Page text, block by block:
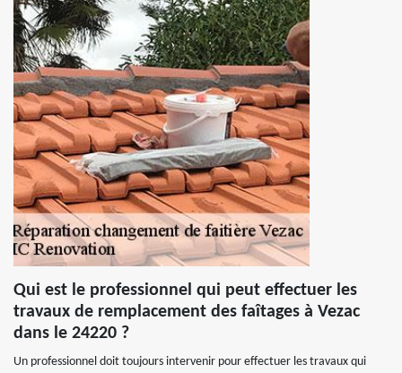
Qui est le professionnel qui peut effectuer les
travaux de remplacement des faîtages à Vezac
dans le 24220 ?
Un professionnel doit toujours intervenir pour effectuer les travaux qui